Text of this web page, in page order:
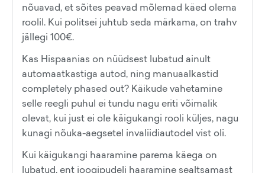
nõuavad, et sõites peavad mõlemad käed olema
roolil. Kui politsei juhtub seda märkama, on trahv
jällegi 100€.
Kas Hispaanias on nüüdsest lubatud ainult
automaatkastiga autod, ning manuaalkastid
completely phased out? Käikude vahetamine
selle reegli puhul ei tundu nagu eriti võimalik
olevat, kui just ei ole käigukangi rooli küljes, nagu
kunagi nõuka-aegsetel invaliidiautodel vist oli.
Kui käigukangi haaramine parema käega on
lubatud, ent joogipudeli haaramine sealtsamast